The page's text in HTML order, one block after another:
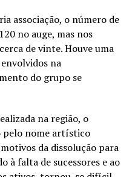
associação, o número de
no auge, mas nos
de vinte. Houve uma
na
do grupo se
na região, o
pelo nome artístico
da dissolução para
à falta de sucessores e ao